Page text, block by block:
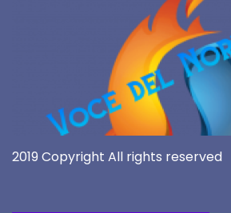
2019 Copyright All rights reserved